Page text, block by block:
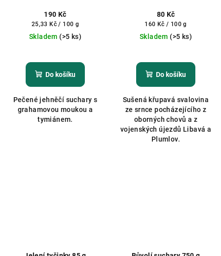
190 Kč
Měrná
cena:
25,33 Kč / 100 g
Skladem (>5 ks)
Do košíku
Pečené jehněčí suchary s
grahamovou moukou a
tymiánem.
80 Kč
Měrná
cena:
160 Kč / 100 g
Skladem (>5 ks)
Do košíku
Sušená křupavá svalovina
ze srnce pocházejícího z
oborných chovů a z
vojenských újezdů Libavá a
Plumlov.